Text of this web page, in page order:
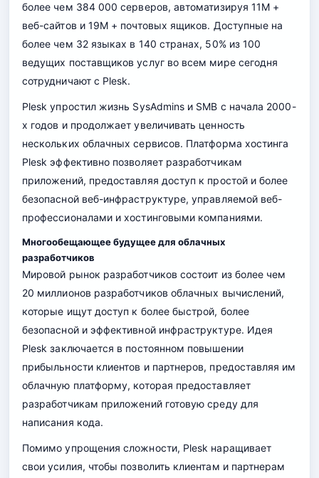
более чем 384 000 серверов, автоматизируя 11M +
веб-сайтов и 19M + почтовых ящиков. Доступные на
более чем 32 языках в 140 странах, 50% из 100
ведущих поставщиков услуг во всем мире сегодня
сотрудничают с Plesk.
Plesk упростил жизнь SysAdmins и SMB с начала 2000-
х годов и продолжает увеличивать ценность
нескольких облачных сервисов. Платформа хостинга
Plesk эффективно позволяет разработчикам
приложений, предоставляя доступ к простой и более
безопасной веб-инфраструктуре, управляемой веб-
профессионалами и хостинговыми компаниями.
Многообещающее будущее для облачных
разработчиков
Мировой рынок разработчиков состоит из более чем
20 миллионов разработчиков облачных вычислений,
которые ищут доступ к более быстрой, более
безопасной и эффективной инфраструктуре. Идея
Plesk заключается в постоянном повышении
прибыльности клиентов и партнеров, предоставляя им
облачную платформу, которая предоставляет
разработчикам приложений готовую среду для
написания кода.
Помимо упрощения сложности, Plesk наращивает
свои усилия, чтобы позволить клиентам и партнерам